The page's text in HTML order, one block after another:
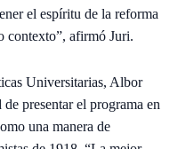
el espíritu de la reforma
contexto”, afirmó Juri.
Universitarias, Albor
presentar el programa en
una manera de